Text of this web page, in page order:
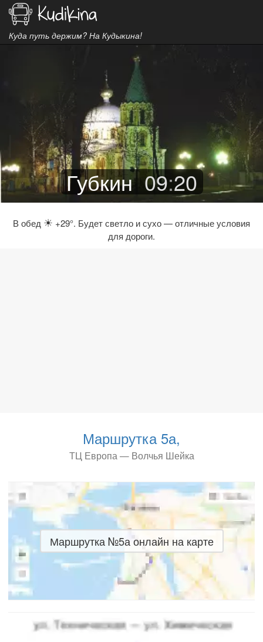
Куда путь держим? На Кудыкина!
Губкин 09:20
В обед ☀ +29°. Будет светло и сухо — отличные условия
для дороги.
Маршрутка 5а,
ТЦ Европа — Волчья Шейка
Маршрутка №5а онлайн на карте